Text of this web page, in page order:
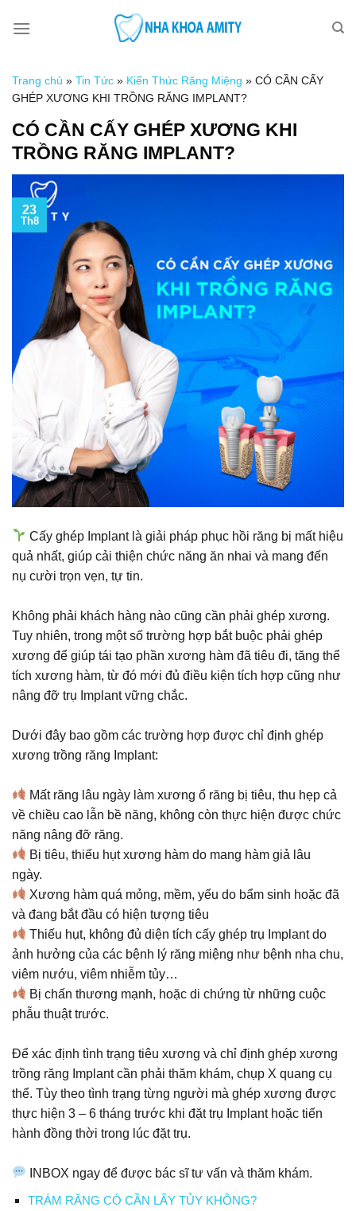
Trang chủ » Tin Tức » Kiến Thức Răng Miệng » CÓ CẦN CẤY
GHÉP XƯƠNG KHI TRỒNG RĂNG IMPLANT?
CÓ CẦN CẤY GHÉP XƯƠNG KHI
TRỒNG RĂNG IMPLANT?
23
Th8
Cấy ghép Implant là giải pháp phục hồi răng bị mất hiệu
quả nhất, giúp cải thiện chức năng ăn nhai và mang đến
nụ cười trọn vẹn, tự tin.
Không phải khách hàng nào cũng cần phải ghép xương.
Tuy nhiên, trong một số trường hợp bắt buộc phải ghép
xương để giúp tái tạo phần xương hàm đã tiêu đi, tăng thể
tích xương hàm, từ đó mới đủ điều kiện tích hợp cũng như
nâng đỡ trụ Implant vững chắc.
Dưới đây bao gồm các trường hợp được chỉ định ghép
xương trồng răng Implant:
Mất răng lâu ngày làm xương ổ răng bị tiêu, thu hẹp cả
về chiều cao lẫn bề năng, không còn thực hiện được chức
năng nâng đỡ răng.
Bị tiêu, thiếu hụt xương hàm do mang hàm giả lâu
ngày.
Xương hàm quá mỏng, mềm, yếu do bẩm sinh hoặc đã
và đang bắt đầu có hiện tượng tiêu
Thiếu hụt, không đủ diện tích cấy ghép trụ Implant do
ảnh hưởng của các bệnh lý răng miệng như bệnh nha chu,
viêm nướu, viêm nhiễm tủy…
Bị chấn thương mạnh, hoặc di chứng từ những cuộc
phẫu thuật trước.
Để xác định tình trạng tiêu xương và chỉ định ghép xương
trồng răng Implant cần phải thăm khám, chụp X quang cụ
thể. Tùy theo tình trạng từng người mà ghép xương được
thực hiện 3 – 6 tháng trước khi đặt trụ Implant hoặc tiến
hành đồng thời trong lúc đặt trụ.
INBOX ngay để được bác sĩ tư vấn và thăm khám.
TRÁM RĂNG CÓ CẦN LẤY TỦY KHÔNG?